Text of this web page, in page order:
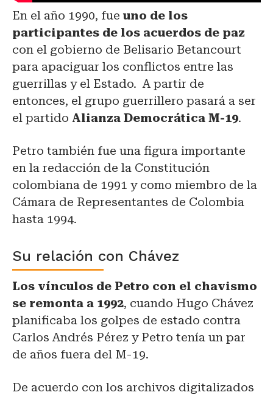
En el año 1990, fue uno de los
participantes de los acuerdos de paz
con el gobierno de Belisario Betancourt
para apaciguar los conflictos entre las
guerrillas y el Estado.A partir de
entonces, el grupo guerrillero pasará a ser
el partido Alianza Democrática M-19.
Petro también fue una figura importante
en la redacción de la Constitución
colombiana de 1991 y como miembro de la
Cámara de Representantes de Colombia
hasta 1994.
Su relación con Chávez
Los vínculos de Petro con el chavismo
se remonta a 1992, cuando Hugo Chávez
planificaba los golpes de estado contra
Carlos Andrés Pérez y Petro tenía un par
de años fuera del M-19.
De acuerdo con los archivos digitalizados